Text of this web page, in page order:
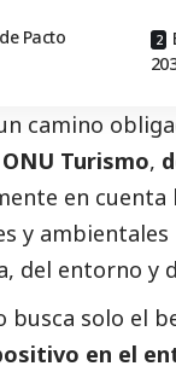
Pacto
camino
ONU Turismo,
en
y
del entorno y
solo el
en el